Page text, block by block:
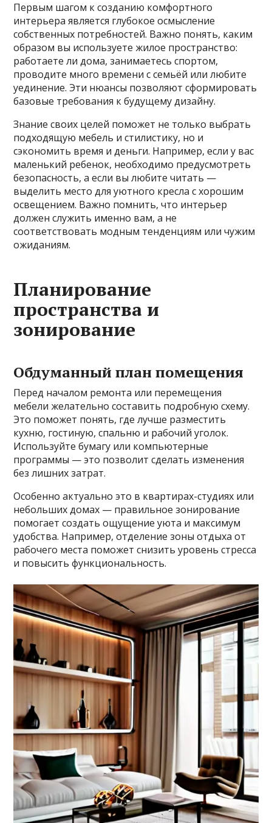
Первым шагом к созданию комфортного
интерьера является глубокое осмысление
собственных потребностей. Важно понять, каким
образом вы используете жилое пространство:
работаете ли дома, занимаетесь спортом,
проводите много времени с семьёй или любите
уединение. Эти нюансы позволяют сформировать
базовые требования к будущему дизайну.
Знание своих целей поможет не только выбрать
подходящую мебель и стилистику, но и
сэкономить время и деньги. Например, если у вас
маленький ребенок, необходимо предусмотреть
безопасность, а если вы любите читать —
выделить место для уютного кресла с хорошим
освещением. Важно помнить, что интерьер
должен служить именно вам, а не
соответствовать модным тенденциям или чужим
ожиданиям.
Планирование
пространства и
зонирование
Обдуманный план помещения
Перед началом ремонта или перемещения
мебели желательно составить подробную схему.
Это поможет понять, где лучше разместить
кухню, гостиную, спальню и рабочий уголок.
Используйте бумагу или компьютерные
программы — это позволит сделать изменения
без лишних затрат.
Особенно актуально это в квартирах-студиях или
небольших домах — правильное зонирование
помогает создать ощущение уюта и максимум
удобства. Например, отделение зоны отдыха от
рабочего места поможет снизить уровень стресса
и повысить функциональность.